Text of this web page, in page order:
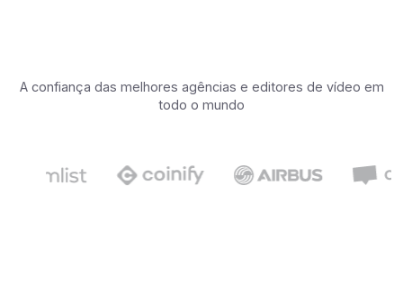
A confiança das melhores agências e editores de vídeo em
todo o mundo